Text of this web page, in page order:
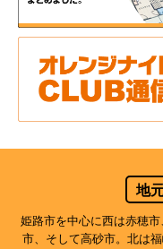
地
姫路市を中心に西は赤穂
市、そして高砂市。北は